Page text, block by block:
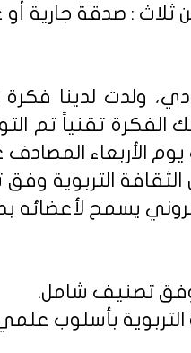
ثلاث : صدقة جارية
ولدت لدينا
الفكرة تقنياً تم
المصادف غرة شهر محرم 1429هـ،
التربوية
يسمح لأعضائه
وفق تصنيف شامل.
التربوية بأسلوب